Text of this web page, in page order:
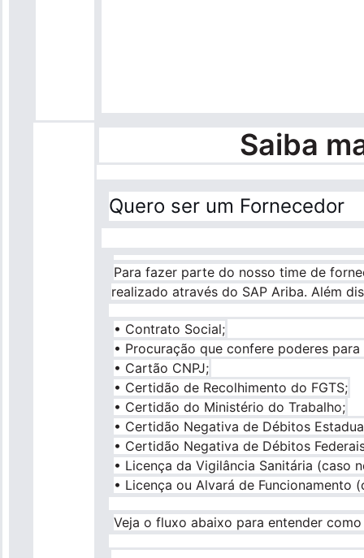
Saiba
Quero ser um Fornecedor
Para fazer parte do nosso time de
realizado através do SAP Ariba. Além
• Contrato Social;
• Procuração que confere poderes para
• Cartão CNPJ;
• Certidão de Recolhimento do FGTS;
• Certidão do Ministério do Trabalho;
• Certidão Negativa de Débitos
• Certidão Negativa de Débitos
• Licença da Vigilância Sanitária (caso
• Licença ou Alvará de Funcionamento
Veja o fluxo abaixo para entender